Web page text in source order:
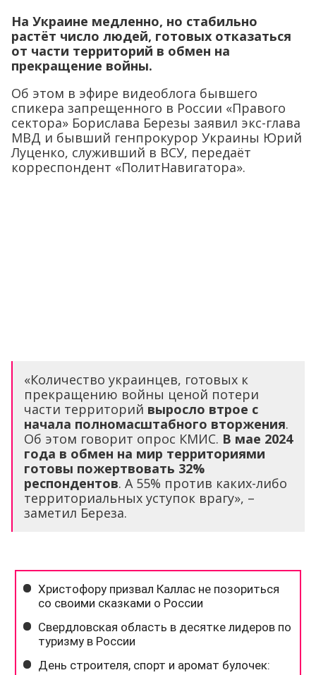
На Украине медленно, но стабильно
растёт число людей, готовых отказаться
от части территорий в обмен на
прекращение войны.
Об этом в эфире видеоблога бывшего
спикера запрещенного в России «Правого
сектора» Борислава Березы заявил экс-глава
МВД и бывший генпрокурор Украины Юрий
Луценко, служивший в ВСУ, передаёт
корреспондент «ПолитНавигатора».
«Количество украинцев, готовых к
прекращению войны ценой потери
части территорий выросло втрое с
начала полномасштабного вторжения.
Об этом говорит опрос КМИС. В мае 2024
года в обмен на мир территориями
готовы пожертвовать 32%
респондентов. А 55% против каких-либо
территориальных уступок врагу», –
заметил Береза.